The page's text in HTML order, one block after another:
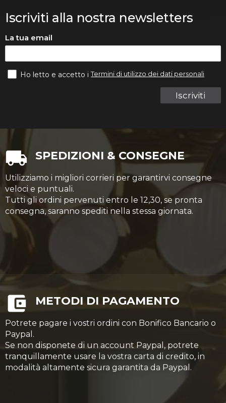
Iscriviti alla nostra newsletters
La tua email
Iscriviti
Ho letto e accetto iTermini di utilizzo dei dati personali
SPEDIZIONI & CONSEGNE
Utilizziamo i migliori corrieri per garantirvi consegne
veloci e puntuali.
Tutti gli ordini pervenuti entro le 12,30, se pronta
consegna, saranno spediti nella stessa giornata.
METODI DI PAGAMENTO
Potrete pagare i vostri ordini con Bonifico Bancario o
Paypal.
Se non disponete di un account Paypal, potrete
tranquillamente usare la vostra carta di credito, in
modalità altamente sicura garantita da Paypal.